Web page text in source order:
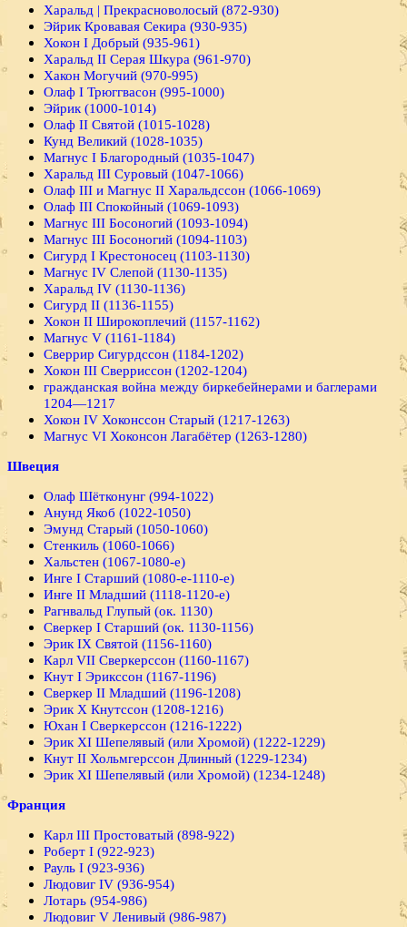
Харальд | Прекрасноволосый (872-930)
Эйрик Кровавая Секира (930-935)
Хокон I Добрый (935-961)
Харальд II Серая Шкура (961-970)
Хакон Могучий (970-995)
Олаф I Трюггвасон (995-1000)
Эйрик (1000-1014)
Олаф II Святой (1015-1028)
Кунд Великий (1028-1035)
Магнус I Благородный (1035-1047)
Харальд III Суровый (1047-1066)
Олаф III и Магнус II Харальдссон (1066-1069)
Олаф III Спокойный (1069-1093)
Магнус III Босоногий (1093-1094)
Магнус III Босоногий (1094-1103)
Сигурд I Крестоносец (1103-1130)
Магнус IV Слепой (1130-1135)
Харальд IV (1130-1136)
Сигурд II (1136-1155)
Хокон II Широкоплечий (1157-1162)
Магнус V (1161-1184)
Сверрир Сигурдссон (1184-1202)
Хокон III Сверриссон (1202-1204)
гражданская война между биркебейнерами и баглерами
1204—1217
Хокон IV Хоконссон Старый (1217-1263)
Магнус VI Хоконсон Лагабётер (1263-1280)
Швеция
Олаф Шётконунг (994-1022)
Анунд Якоб (1022-1050)
Эмунд Старый (1050-1060)
Стенкиль (1060-1066)
Хальстен (1067-1080-е)
Инге I Старший (1080-е-1110-е)
Инге II Младший (1118-1120-е)
Рагнвальд Глупый (ок. 1130)
Сверкер I Старший (ок. 1130-1156)
Эрик IX Святой (1156-1160)
Карл VII Сверкерссон (1160-1167)
Кнут I Эрикссон (1167-1196)
Сверкер II Младший (1196-1208)
Эрик X Кнутссон (1208-1216)
Юхан I Сверкерссон (1216-1222)
Эрик XI Шепелявый (или Хромой) (1222-1229)
Кнут II Хольмгерссон Длинный (1229-1234)
Эрик XI Шепелявый (или Хромой) (1234-1248)
Франция
Карл III Простоватый (898-922)
Роберт I (922-923)
Рауль I (923-936)
Людовиг IV (936-954)
Лотарь (954-986)
Людовиг V Ленивый (986-987)